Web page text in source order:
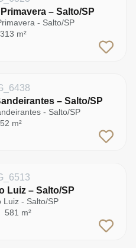
– Salto/SP
- Salto/SP
313 m²
– Salto/SP
- Salto/SP
m²
Luiz – Salto/SP
Luiz - Salto/SP
581 m²